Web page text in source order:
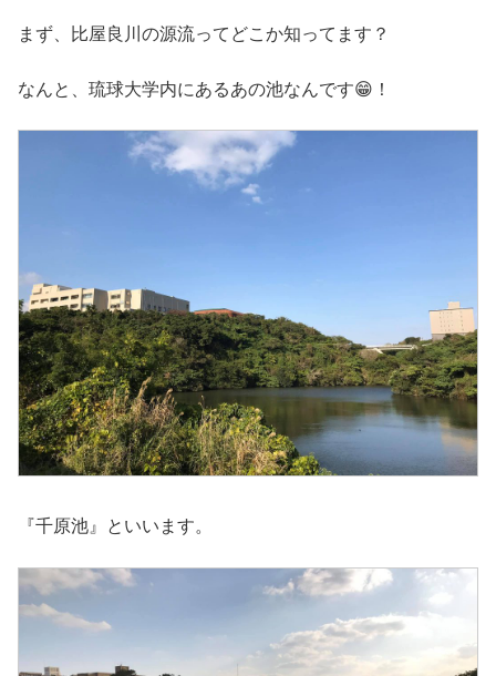
まず、比屋良川の源流ってどこか知ってます？
なんと、琉球大学内にあるあの池なんです😁！
『千原池』といいます。